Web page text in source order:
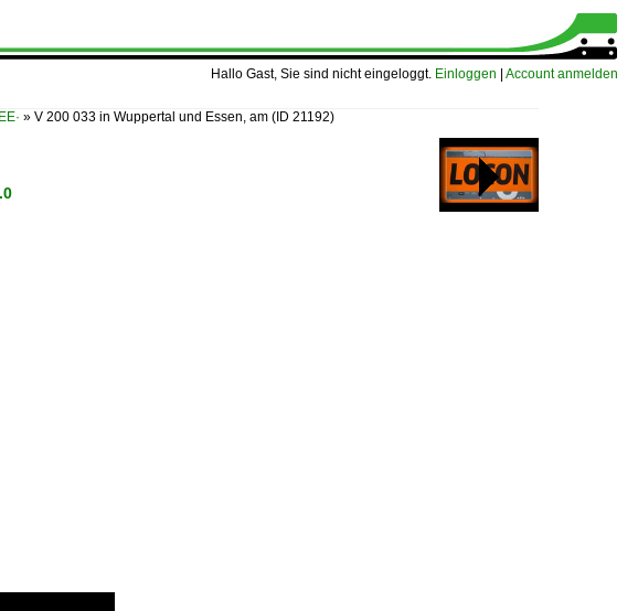
Hallo Gast, Sie sind nicht eingeloggt. Einloggen Account anmelden
» V 200 033 in Wuppertal und Essen, am (ID 21192)